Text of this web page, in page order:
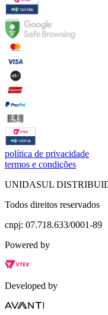
política de privacidade
termos e condições
UNIDASUL
Todos direitos reservados
cnpj: 07.718.633/0001-89
Powered by
Developed by